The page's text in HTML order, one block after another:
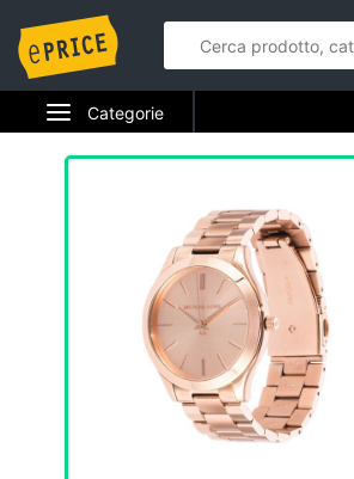
Categorie
Elettrodomestici
Telefonia
Tv e Home Cinema
Smart home